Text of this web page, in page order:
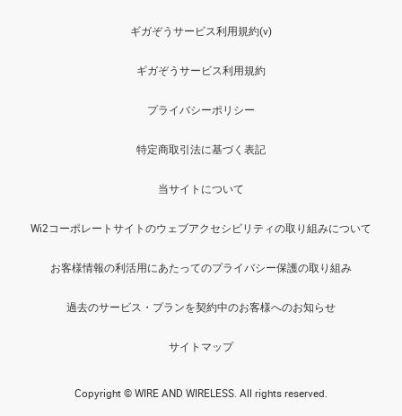
ギガぞうサービス利用規約(v)
ギガぞうサービス利用規約
プライバシーポリシー
特定商取引法に基づく表記
当サイトについて
Wi2コーポレートサイトのウェブアクセシビリティの取り組みについて
お客様情報の利活用にあたってのプライバシー保護の取り組み
過去のサービス・プランを契約中のお客様へのお知らせ
サイトマップ
Copyright © WIRE AND WIRELESS. All rights reserved.